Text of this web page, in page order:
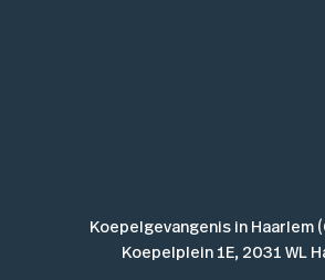
Koepelgevangenis in Haarlem
Koepelplein 1E, 2031 WL